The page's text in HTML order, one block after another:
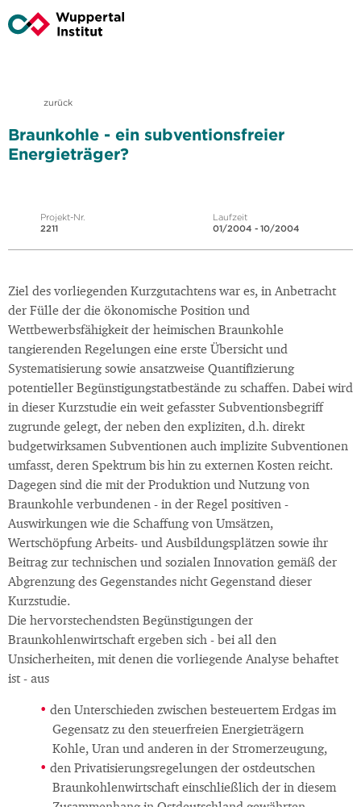
zurück
Braunkohle - ein subventionsfreier
Energieträger?
Projekt-Nr.
2211
Laufzeit
01/2004 - 10/2004
Ziel des vorliegenden Kurzgutachtens war es, in Anbetracht
der Fülle der die ökonomische Position und
Wettbewerbsfähigkeit der heimischen Braunkohle
tangierenden Regelungen eine erste Übersicht und
Systematisierung sowie ansatzweise Quantifizierung
potentieller Begünstigungstatbestände zu schaffen. Dabei wird
in dieser Kurzstudie ein weit gefasster Subventionsbegriff
zugrunde gelegt, der neben den expliziten, d.h. direkt
budgetwirksamen Subventionen auch implizite Subventionen
umfasst, deren Spektrum bis hin zu externen Kosten reicht.
Dagegen sind die mit der Produktion und Nutzung von
Braunkohle verbundenen - in der Regel positiven -
Auswirkungen wie die Schaffung von Umsätzen,
Wertschöpfung Arbeits- und Ausbildungsplätzen sowie ihr
Beitrag zur technischen und sozialen Innovation gemäß der
Abgrenzung des Gegenstandes nicht Gegenstand dieser
Kurzstudie.
Die hervorstechendsten Begünstigungen der
Braunkohlenwirtschaft ergeben sich - bei all den
Unsicherheiten, mit denen die vorliegende Analyse behaftet
ist - aus
den Unterschieden zwischen besteuertem Erdgas im
Gegensatz zu den steuerfreien Energieträgern
Kohle, Uran und anderen in der Stromerzeugung,
den Privatisierungsregelungen der ostdeutschen
Braunkohlenwirtschaft einschließlich der in diesem